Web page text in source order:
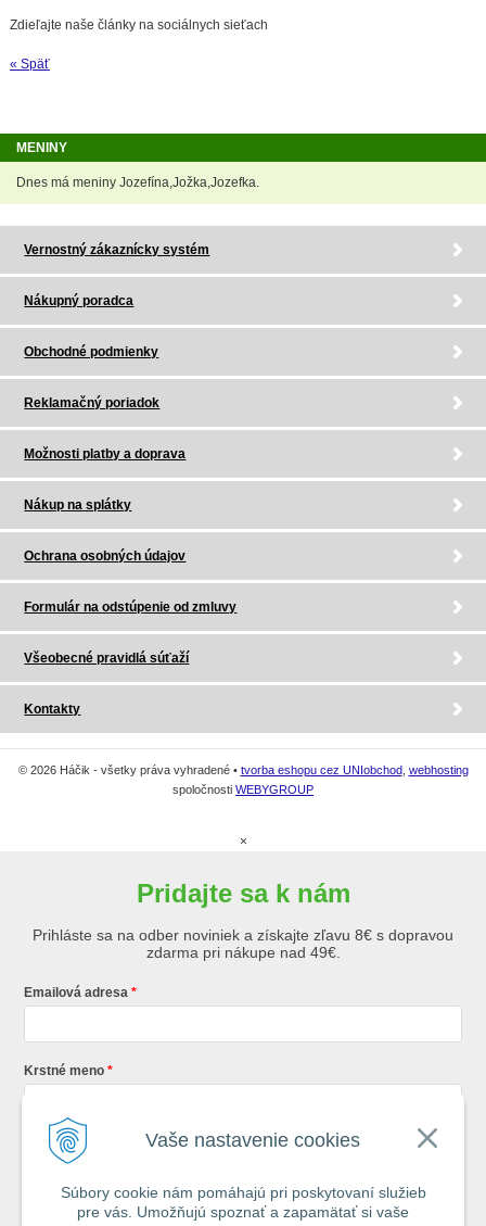
Vaše nastavenie cookies
Súbory cookie nám pomáhajú pri poskytovaní služieb
pre vás. Umožňujú spoznať a zapamätať si vaše
Zdieľajte naše články na sociálnych sieťach
« Späť
MENINY
Dnes má meniny Jozefína,Jožka,Jozefka.
Vernostný zákaznícky systém
Nákupný poradca
Obchodné podmienky
Reklamačný poriadok
Možnosti platby a doprava
Nákup na splátky
Ochrana osobných údajov
Formulár na odstúpenie od zmluvy
Všeobecné pravidlá súťaží
Kontakty
© 2026 Háčik - všetky práva vyhradené • tvorba eshopu cez UNIobchod, webhosting
spoločnosti WEBYGROUP
×
Pridajte sa k nám
Prihláste sa na odber noviniek a získajte zľavu 8€ s dopravou
zdarma pri nákupe nad 49€.
Emailová adresa
Krstné meno
Registráciou súhlasíte so